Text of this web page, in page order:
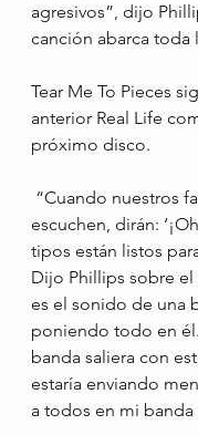
agresivos”, dijo
canción abarca toda
Tear Me To Pieces
anterior Real Life
próximo disco.
escuchen, dirán:
tipos están listos
Dijo Phillips sobre el
es el sonido de una
poniendo todo en
banda saliera con
estaría enviando
a todos en mi banda